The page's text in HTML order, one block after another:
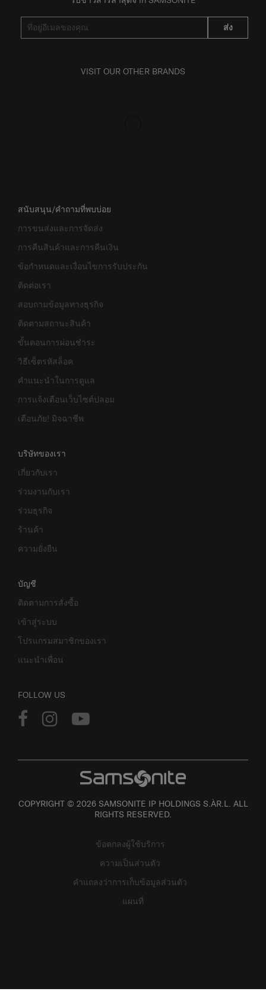
ส่ง
VISIT OUR OTHER BRANDS
สนับสนุน/คำถามที่พบบ่อย
การขนส่งและการจัดส่ง
การคืนสินค้าและการคืนเงิน
ข้อกำหนดและเงื่อนไขการรับประกัน
ติดต่อเรา
สอบถามข้อมูลทางธุรกิจ
ติดตามสถานะสินค้า
ขั้นตอนการผ่อนชำระ
วิธีเซ็ตรหัสล็อค
คำแนะนำในการดูแล
การแจ้งเตือนเว็บไซต์ปลอม
เตือนภัย! มิจฉาชีพ
บริษัทของเรา
เกี่ยวกับเรา
ร่วมงานกับเรา
ร่วมธุรกิจ
ร้านค้า
ความยั่งยืน
บัญชี
ติดตามการสั่งซื้อ
เข้าสู่ระบบ
โปรแกรมสมาชิกของเรา
แนะนำเพื่อน
FOLLOW US
COPYRIGHT © 2026 SAMSONITE IP HOLDINGS S.ÀR.L. ALL
RIGHTS RESERVED.
ข้อตกลงผู้ใช้บริการ
ความเป็นส่วนตัว
คำแถลงว่าการเก็บข้อมูลส่วนตัว
แผนที่